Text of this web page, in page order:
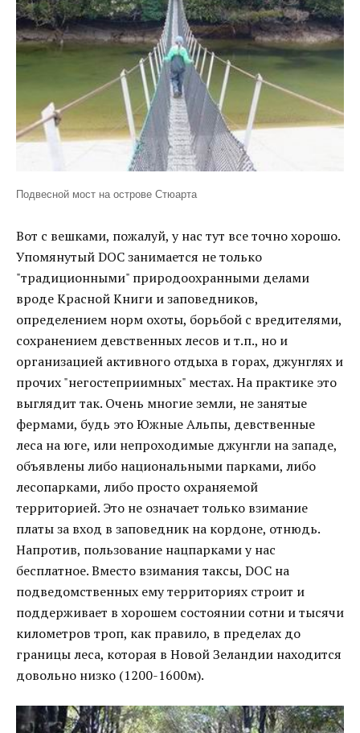
Подвесной мост на оcтрове Стюарта
Вот с вешками, пожалуй, у нас тут все точно хорошо.
Упомянутый DOC занимается не только
"традиционными" природоохранными делами
вроде Красной Книги и заповедников,
определением норм охоты, борьбой с вредителями,
сохранением девственных лесов и т.п., но и
организацией активного отдыха в горах, джунглях и
прочих "негостеприимных" местах. На практике это
выглядит так. Очень многие земли, не занятые
фермами, будь это Южные Альпы, девственные
леса на юге, или непроходимые джунгли на западе,
объявлены либо национальными парками, либо
лесопарками, либо просто охраняемой
территорией. Это не означает только взимание
платы за вход в заповедник на кордоне, отнюдь.
Напротив, пользование нацпарками у нас
бесплатное. Вместо взимания таксы, DOC на
подведомственных ему территориях строит и
поддерживает в хорошем состоянии сотни и тысячи
километров троп, как правило, в пределах до
границы леса, которая в Новой Зеландии находится
довольно низко (1200-1600м).